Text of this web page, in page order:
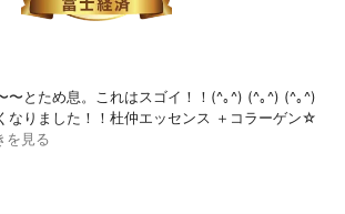
〜とため息。これはスゴイ！！(^｡^) (^｡^) (^｡^)
なりました！！杜仲エッセンス ＋コラーゲン☆
を見る